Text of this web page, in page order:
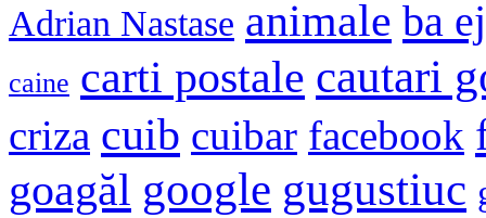
Adrian Nastase animale ba
caine carti postale cautari
criza cuib cuibar facebook
goagăl google gugustiuc